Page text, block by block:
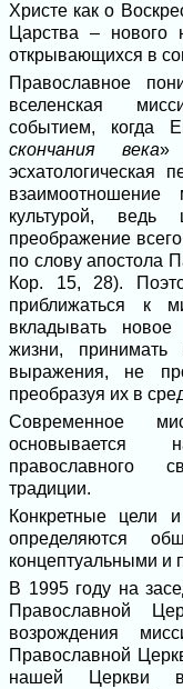
Христе как о
Царства –
открывающихся в
Православное
вселенская
событием, когда
скончания века»
эсхатологическая
культурой, ведь
преображение
по слову апостола
Кор. 15, 28).
приближаться к
вкладывать
жизни,
выражения, не
преобразуя их в
Современное
основывается
православного
традиции.
Конкретные цели
определяются
концептуальными и
В 1995 году на
Православной
возрождения
Православной
нашей Церкви